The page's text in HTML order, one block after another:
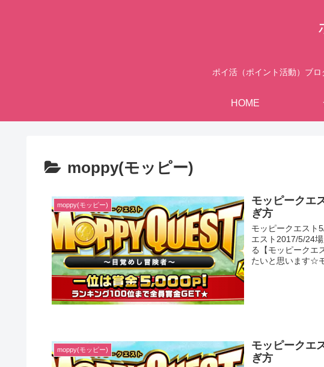
ポイ活（ポイント活動）ブ
HOME
moppy(モッピー)
moppy(モッピー)
モッピークエ
ぎ方
モッピークエスト
エスト2017/5/24
る【モッピークエ
たいと思います☆
moppy(モッピー)
モッピークエ
ぎ方